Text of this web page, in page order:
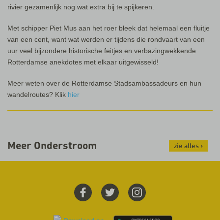
rivier gezamenlijk nog wat extra bij te spijkeren.
Met schipper Piet Mus aan het roer bleek dat helemaal een fluitje
van een cent, want wat werden er tijdens die rondvaart van een
uur veel bijzondere historische feitjes en verbazingwekkende
Rotterdamse anekdotes met elkaar uitgewisseld!
Meer weten over de Rotterdamse Stadsambassadeurs en hun
wandelroutes? Klik hier
Meer Onderstroom zie alles ›